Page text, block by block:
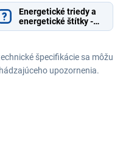
Energetické triedy a
energetické štítky -
vysvetlenie
špecifikácie sa môžu
upozornenia.